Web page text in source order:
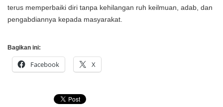
terus memperbaiki diri tanpa kehilangan ruh keilmuan, adab, dan
pengabdiannya kepada masyarakat.
Bagikan ini:
Facebook X